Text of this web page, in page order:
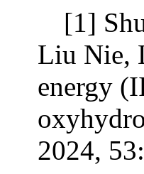
[1]
Liu Nie,
energy
2024,